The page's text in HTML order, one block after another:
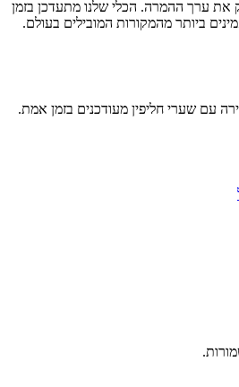
את ערך ההמרה. הכלי שלנו מתעדכן בזמן
ביותר מהמקורות המובילים בעולם.
עם שערי חליפין מעודכנים בזמן אמת.